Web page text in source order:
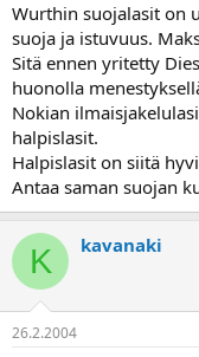
Wurthin suojalasit on
suoja ja istuvuus.
Sitä ennen yritetty
huonolla
Nokian
halpislasit.
Halpislasit on siitä
Antaa saman suojan
K kavanaki
26.2.2004